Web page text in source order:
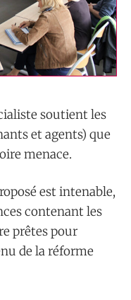
soutient les
et agents) que
menace.
est intenable,
contenant les
prêtes pour
de la réforme